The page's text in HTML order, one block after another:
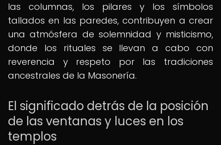
las columnas, los pilares y los símbolos
tallados en las paredes, contribuyen a crear
una atmósfera de solemnidad y misticismo,
donde los rituales se llevan a cabo con
reverencia y respeto por las tradiciones
ancestrales de la Masonería.
El significado detrás de la posición
de las ventanas y luces en los
templos